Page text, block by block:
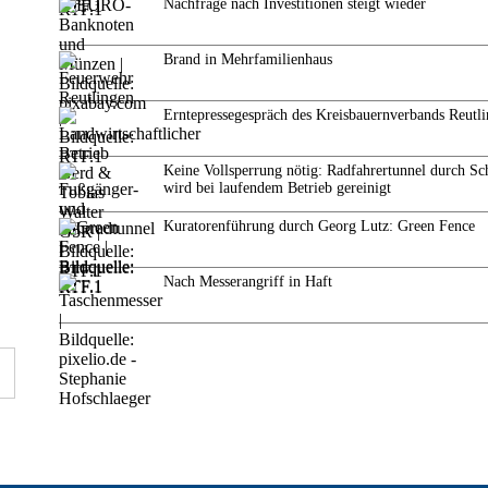
Nachfrage nach Investitionen steigt wieder
Brand in Mehrfamilienhaus
Erntepressegespräch des Kreisbauernverbands
Keine Vollsperrung nötig: Radfahrertunnel durch
wird bei laufendem Betrieb gereinigt
Kuratorenführung durch Georg Lutz: Green Fence
Nach Messerangriff in Haft